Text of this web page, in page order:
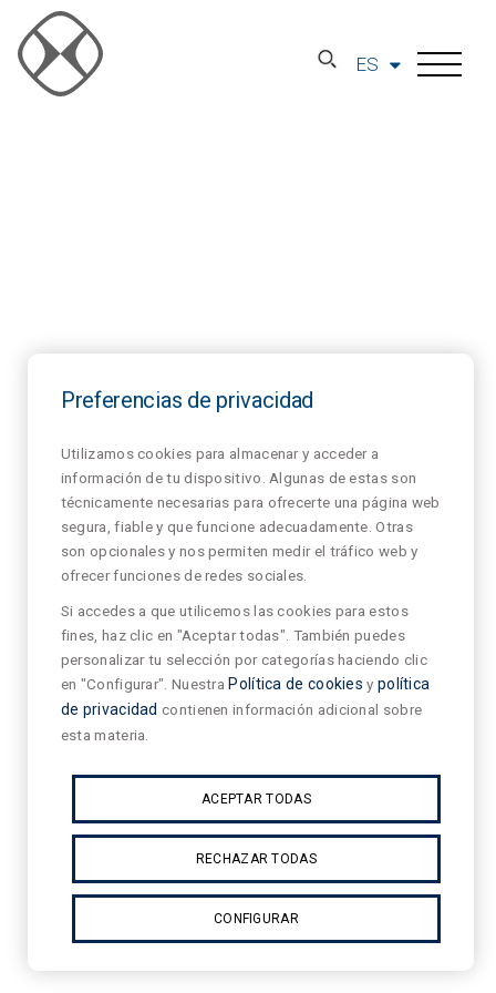
ES
Preferencias de privacidad
Utilizamos cookies para almacenar y acceder a
información de tu dispositivo. Algunas de estas son
técnicamente necesarias para ofrecerte una página web
segura, fiable y que funcione adecuadamente. Otras
son opcionales y nos permiten medir el tráfico web y
ofrecer funciones de redes sociales.
Si accedes a que utilicemos las cookies para estos
fines, haz clic en "Aceptar todas". También puedes
personalizar tu selección por categorías haciendo clic
en "Configurar". Nuestra Política de cookies y política
de privacidad contienen información adicional sobre
esta materia.
ACEPTAR TODAS
RECHAZAR TODAS
CONFIGURAR